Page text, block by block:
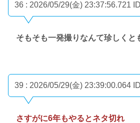
36 : 2026/05/29(金) 23:37:56.721
そもそも一発撮りなんて珍しくと
39 : 2026/05/29(金) 23:39:00.064
さすがに6年もやるとネタ切れ